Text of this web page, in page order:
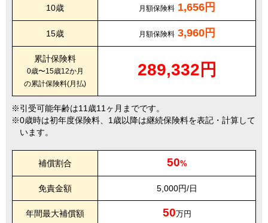
10歳 月額保険料 1,656円
15歳 月額保険料 3,960円
累計保険料
0歳〜15歳12か月
の累計保険料(月払)
289,332円
引受可能年齢は11歳11ヶ月までです。
0歳時は初年度保険料、1歳以降は継続保険料を表記・計算して
います。
補償割合 50%
免責金額 5,000円/日
年間最大補償額 50万円